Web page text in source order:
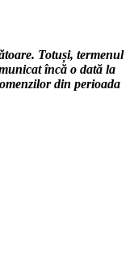
Totuși, termenul
încă o dată la
din perioada